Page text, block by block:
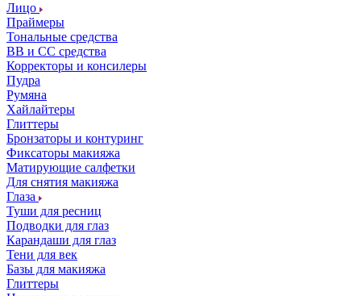
Лицо
Праймеры
Тональные средства
ВВ и СС средства
Корректоры и консилеры
Пудра
Румяна
Хайлайтеры
Глиттеры
Бронзаторы и контуринг
Фиксаторы макияжа
Матирующие салфетки
Для снятия макияжа
Глаза
Туши для ресниц
Подводки для глаз
Карандаши для глаз
Тени для век
Базы для макияжа
Глиттеры